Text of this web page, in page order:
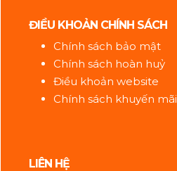
ĐIỀU KHOẢN CHÍNH SÁCH
Chính sách bảo mật
Chính sách hoàn huỷ
Điều khoản website
Chính sách khuyến mãi
LIÊN HỆ